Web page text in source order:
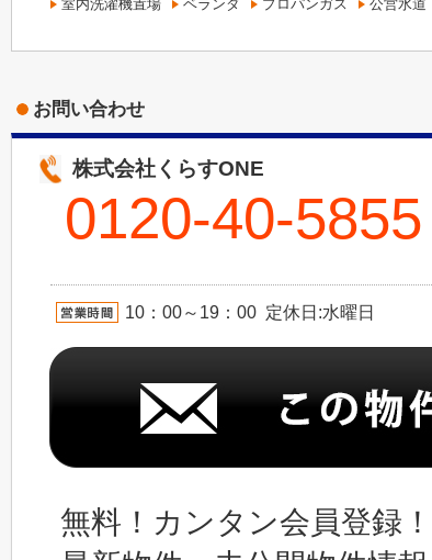
室内洗濯機置場 ベランダ プロパンガス 公営水道
お問い合わせ
株式会社くらすONE
0120-40-5855
10：00～19：00 定休日:水曜日
無料！カンタン会員登録